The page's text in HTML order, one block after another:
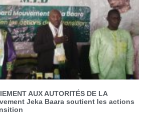
AUX AUTORITÉS DE LA
Jeka Baara soutient les actions